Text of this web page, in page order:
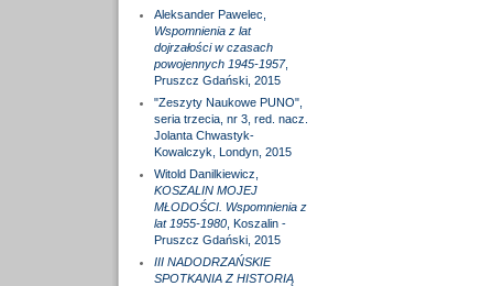
Aleksander Pawelec,
Wspomnienia z lat
dojrzałości w czasach
powojennych 1945-1957,
Pruszcz Gdański, 2015
"Zeszyty Naukowe PUNO",
seria trzecia, nr 3, red. nacz.
Jolanta Chwastyk-
Kowalczyk, Londyn, 2015
Witold Danilkiewicz,
KOSZALIN MOJEJ
MŁODOŚCI. Wspomnienia z
lat 1955-1980, Koszalin -
Pruszcz Gdański, 2015
III NADODRZAŃSKIE
SPOTKANIA Z HISTORIĄ